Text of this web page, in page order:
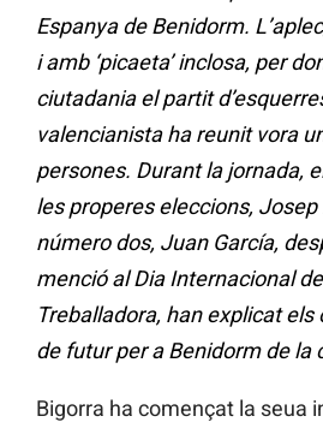
Espanya de Benidorm.
i amb ‘picaeta’ inclosa, per
ciutadania el partit
valencianista ha reunit vora
persones. Durant la jornada,
les properes eleccions, Josep
número dos, Juan García,
menció al Dia Internacional
Treballadora, han explicat
de futur per a Benidorm de la
Bigorra ha començat la seua